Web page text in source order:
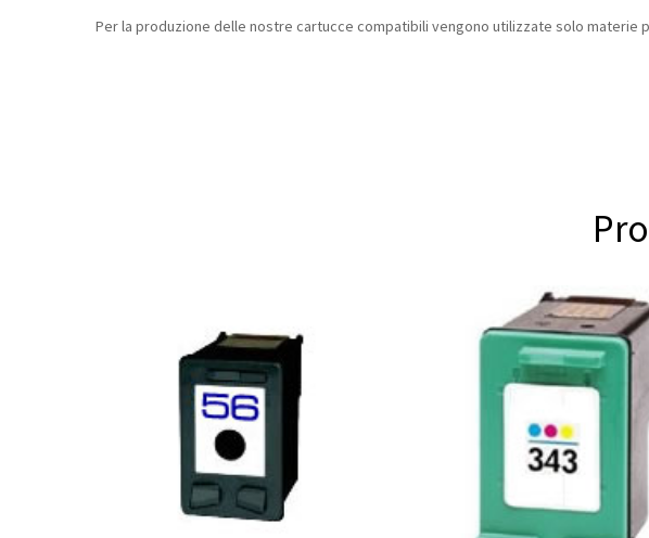
Per la produzione delle nostre cartucce compatibili vengono utilizzate solo materie